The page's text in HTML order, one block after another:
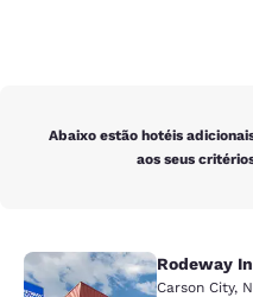
Abaixo estão hotéis
aos seus
Rodeway Inn at
Rodeway
Carson City,